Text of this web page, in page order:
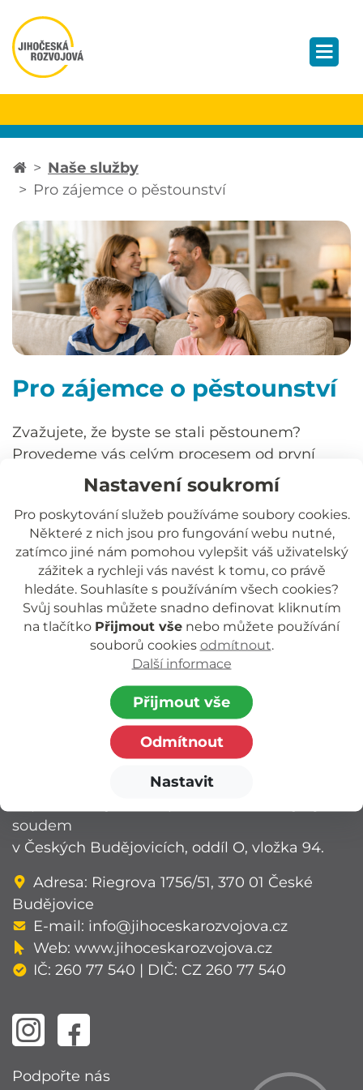
Nastavení soukromí
Pro poskytování služeb používáme soubory cookies.
Některé z nich jsou pro fungování webu nutné,
zatímco jiné nám pomohou vylepšit váš uživatelský
zážitek a rychleji vás navést k tomu, co právě
hledáte. Souhlasíte s používáním všech cookies?
Svůj souhlas můžete snadno definovat kliknutím
na tlačítko Přijmout vše nebo můžete používání
souborů cookies odmítnout.
Další informace
Přijmout vše
Odmítnout
Nastavit
Naše služby
Pro zájemce o pěstounství
Pro zájemce o pěstounství
Zvažujete, že byste se stali pěstounem?
Provedeme vás celým procesem od první
myšlenky až po samotné rozhodnutí.
Nabízíme konzultace, informace a podporu
při vyřizování všech kroků.
Zjistěte více o cestě k pěstounství
Staň se rodičem
Jihočeská rozvojová o.p.s.
nezisková organizace poskytující podporu
soudem
v Českých Budějovicích, oddíl O, vložka 94.
Adresa: Riegrova 1756/51, 370 01 České
Budějovice
E-mail: info@jihoceskarozvojova.cz
Web: www.jihoceskarozvojova.cz
IČ: 260 77 540 | DIČ: CZ 260 77 540
Podpořte nás